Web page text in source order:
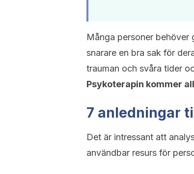
Många personer behöver
snarare en bra sak för
trauman och svåra tider
Psykoterapin kommer
7 anledningar
Det är intressant att
användbar resurs för